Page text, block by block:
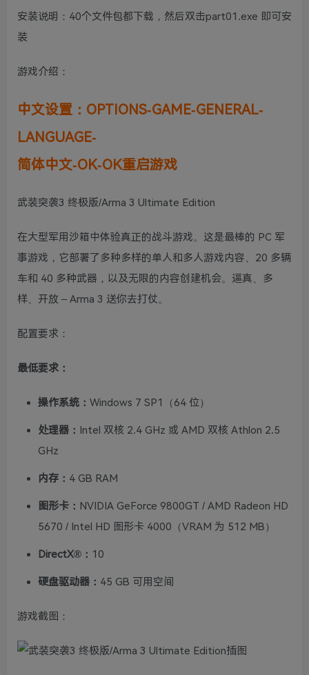
安装说明：40个文件包都下载，然后双击part01.exe 即可安
装
游戏介绍：
中文设置：OPTIONS-GAME-GENERAL-
LANGUAGE-
简体中文-OK-OK重启游戏
武装突袭3 终极版/Arma 3 Ultimate Edition
在大型军用沙箱中体验真正的战斗游戏。这是最棒的 PC 军
事游戏，它部署了多种多样的单人和多人游戏内容、20 多辆
车和 40 多种武器，以及无限的内容创建机会。逼真、多
样、开放 – Arma 3 送你去打仗。
配置要求：
最低要求：
操作系统： Windows 7 SP1（64 位）
处理器：
Intel 双核 2.4 GHz 或 AMD 双核 Athlon 2.5
GHz
内存： 4 GB RAM
图形卡： NVIDIA GeForce 9800GT / AMD Radeon HD
5670 / Intel HD 图形卡 4000（VRAM 为 512 MB）
DirectX®： 10
硬盘驱动器： 45 GB 可用空间
游戏截图：